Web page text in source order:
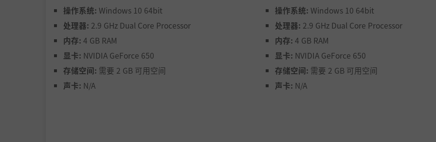
操作系统: Windows 10 64bit
处理器: 2.9 GHz Dual Core Processor
内存: 4 GB RAM
显卡: NVIDIA GeForce 650
存储空间: 需要 2 GB 可用空间
声卡: N/A
操作系统: Windows 10 64bit
处理器: 2.9 GHz Dual Core Processor
内存: 4 GB RAM
显卡: NVIDIA GeForce 650
存储空间: 需要 2 GB 可用空间
声卡: N/A